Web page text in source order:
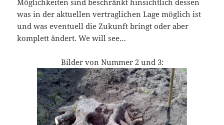
was in der aktuellen vertraglichen Lage möglich ist
und was eventuell die Zukunft bringt oder aber
komplett ändert. We will see…
Bilder von Nummer 2 und 3: